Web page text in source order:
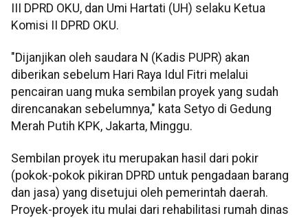
III DPRD OKU, dan Umi Hartati (UH) selaku Ketua
Komisi II DPRD OKU.
"Dijanjikan oleh saudara N (Kadis PUPR) akan
diberikan sebelum Hari Raya Idul Fitri melalui
pencairan uang muka sembilan proyek yang sudah
direncanakan sebelumnya," kata Setyo di Gedung
Merah Putih KPK, Jakarta, Minggu.
Sembilan proyek itu merupakan hasil dari pokir
(pokok-pokok pikiran DPRD untuk pengadaan barang
dan jasa) yang disetujui oleh pemerintah daerah.
Proyek-proyek itu mulai dari rehabilitasi rumah dinas